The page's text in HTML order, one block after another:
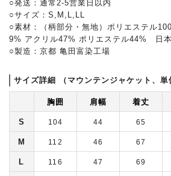
○発送：通常2-5営業日以内
○サイズ：S,M,L,LL
○素材：（柄部分・無地）ポリエステル
9% アクリル47% ポリエステル44% 日
○製造：京都 亀田富染工場
サイズ詳細 （マウンテンジャケット、単
胸囲 肩幅 着丈
S 104 44 65
M 112 46 67
L 116 47 69